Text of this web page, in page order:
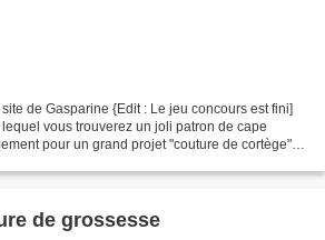
de Gasparine {Edit : Le jeu concours est fini]
vous trouverez un joli patron de cape
pour un grand projet "couture de cortège" !)
de grossesse